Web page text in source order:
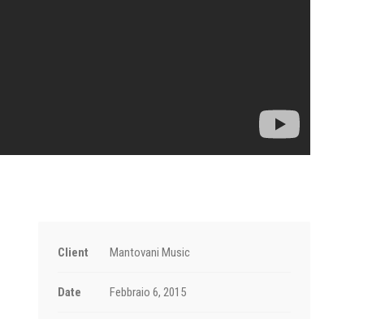
Client Mantovani Music
Date Febbraio 6, 2015